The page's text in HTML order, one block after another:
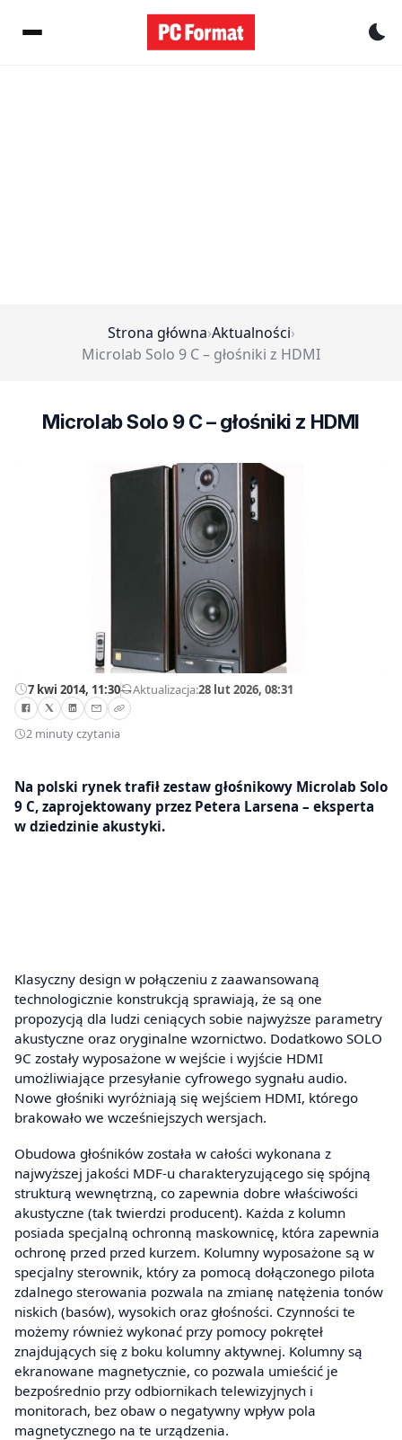
Strona główna›Aktualności›
Microlab Solo 9 C – głośniki z HDMI
Microlab Solo 9 C – głośniki z HDMI
7 kwi 2014, 11:30—Aktualizacja:28 lut 2026, 08:31
2 minuty czytania
Na polski rynek trafił zestaw głośnikowy Microlab Solo
9 C, zaprojektowany przez Petera Larsena – eksperta
w dziedzinie akustyki.
Klasyczny design w połączeniu z zaawansowaną
technologicznie konstrukcją sprawiają, że są one
propozycją dla ludzi ceniących sobie najwyższe parametry
akustyczne oraz oryginalne wzornictwo. Dodatkowo SOLO
9C zostały wyposażone w wejście i wyjście HDMI
umożliwiające przesyłanie cyfrowego sygnału audio.
Nowe głośniki wyróżniają się wejściem HDMI, którego
brakowało we wcześniejszych wersjach.
Obudowa głośników została w całości wykonana z
najwyższej jakości MDF-u charakteryzującego się spójną
strukturą wewnętrzną, co zapewnia dobre właściwości
akustyczne (tak twierdzi producent). Każda z kolumn
posiada specjalną ochronną maskownicę, która zapewnia
ochronę przed przed kurzem. Kolumny wyposażone są w
specjalny sterownik, który za pomocą dołączonego pilota
zdalnego sterowania pozwala na zmianę natężenia tonów
niskich (basów), wysokich oraz głośności. Czynności te
możemy również wykonać przy pomocy pokręteł
znajdujących się z boku kolumny aktywnej. Kolumny są
ekranowane magnetycznie, co pozwala umieścić je
bezpośrednio przy odbiornikach telewizyjnych i
monitorach, bez obaw o negatywny wpływ pola
magnetycznego na te urządzenia.